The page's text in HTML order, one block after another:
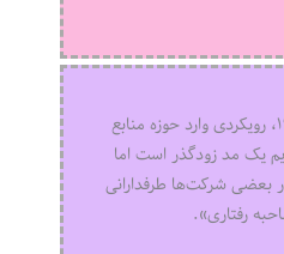
دوست عزیز، در دهه ۱۹۸۰، رویکردی وارد حوزه منابع
یک مد زودگذر است اما
بعضی شرکت‌ها طرفدارانی
رفتاری».